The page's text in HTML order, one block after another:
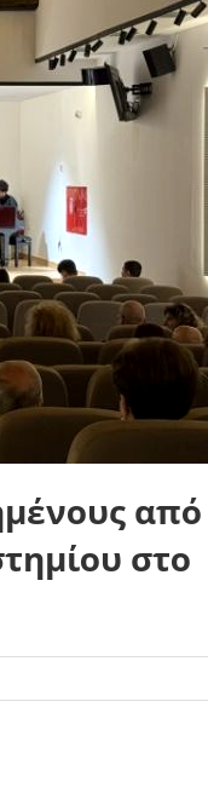
από
στο